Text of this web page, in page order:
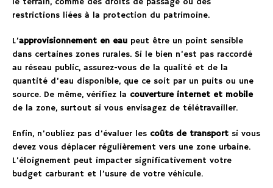
restrictions liées à la protection du patrimoine.
L’approvisionnement en eau peut être un point sensible
dans certaines zones rurales. Si le bien n’est pas raccordé
au réseau public, assurez-vous de la qualité et de la
quantité d’eau disponible, que ce soit par un puits ou une
source. De même, vérifiez la couverture internet et mobile
de la zone, surtout si vous envisagez de télétravailler.
Enfin, n’oubliez pas d’évaluer les coûts de transport si vous
devez vous déplacer régulièrement vers une zone urbaine.
L’éloignement peut impacter significativement votre
budget carburant et l’usure de votre véhicule.